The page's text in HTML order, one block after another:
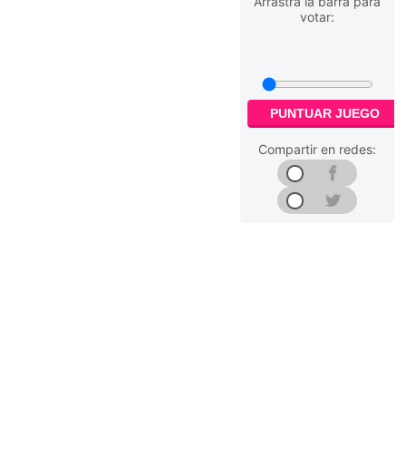
votar:
PUNTUAR JUEGO
Compartir en redes: